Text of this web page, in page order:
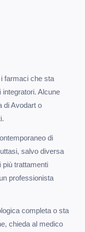
farmaci che sta
Alcune
di Avodart o
di
salvo diversa
più trattamenti
professionista
completa o sta
chieda al medico